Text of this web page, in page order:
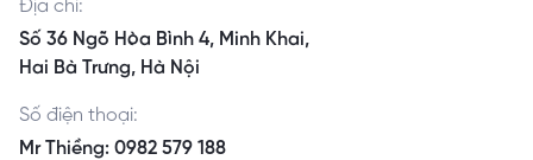
Địa chỉ:
Số 36 Ngõ Hòa Bình 4, Minh Khai,
Hai Bà Trưng, Hà Nội
Số điện thoại:
Mr Thiềng: 0982 579 188